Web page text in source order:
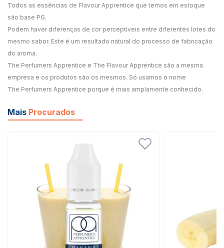
Todos as essências de Flavour Apprentice que temos em estoque
são base PG.
Podem haver diferenças de cor perceptíveis entre diferentes lotes do
mesmo sabor. Este é um resultado natural do processo de fabricação
do aroma.
The Perfumers Apprentice e The Flavour Apprentice são a mesma
empresa e os produtos são os mesmos. Só usamos o nome
The Perfumers Apprentice porque é mais amplamente conhecido.
Mais Procurados